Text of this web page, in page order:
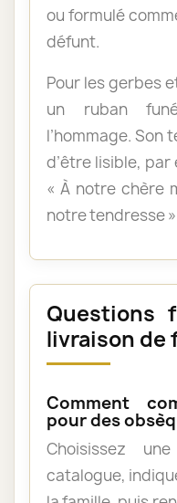
ou formulé
défunt.
Pour les gerbes
un ruban
l’hommage.
d’être lisible, par
« À notre chère
notre tendresse
Questions
livraison de
Comment
pour des
Choisissez
catalogue,